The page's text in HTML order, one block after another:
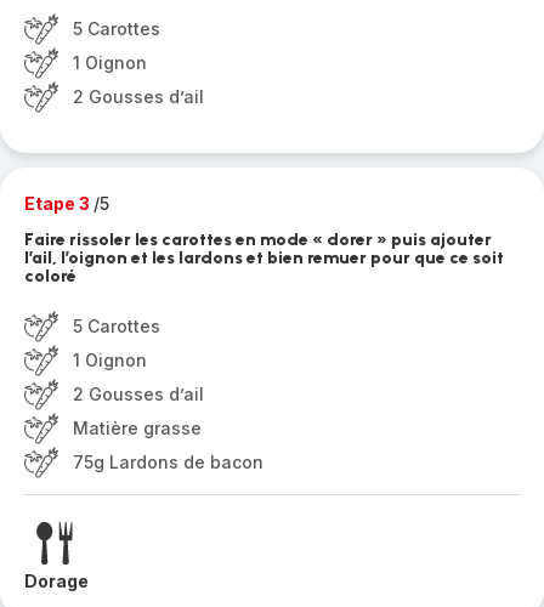
5 Carottes
1 Oignon
2 Gousses d’ail
Etape 3 /5
Faire rissoler les carottes en mode « dorer » puis ajouter
l’ail, l’oignon et les lardons et bien remuer pour que ce soit
coloré
5 Carottes
1 Oignon
2 Gousses d’ail
Matière grasse
75g Lardons de bacon
Dorage